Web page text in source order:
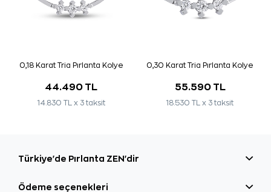
0,18 Karat Tria Pırlanta Kolye
44.490 TL
14.830 TL x 3 taksit
0,30 Karat Tria Pırlanta Kolye
55.590 TL
18.530 TL x 3 taksit
Türkiye'de Pırlanta ZEN'dir
Ödeme seçenekleri